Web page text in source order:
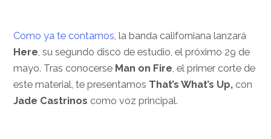
Como ya te contamos, la banda californiana lanzará
Here, su segundo disco de estudio, el próximo 29 de
mayo. Tras conocerse Man on Fire, el primer corte de
este material, te presentamos That’s What’s Up, con
Jade Castrinos como voz principal.